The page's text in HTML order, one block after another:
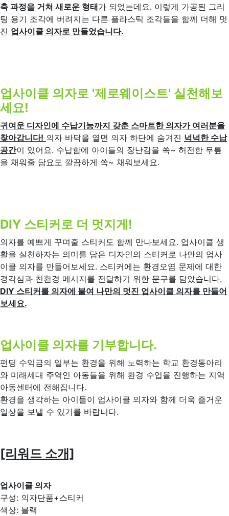
축 과정을 거쳐 새로운 형태가 되었는데요. 이렇게 가공된 그리
팅 용기 조각에 버려지는 다른 플라스틱 조각들을 함께 더해 멋
진 업사이클 의자로 만들었습니다.
업사이클 의자로 '제로웨이스트' 실천해보
세요!
귀여운 디자인에 수납기능까지 갖춘 스마트한 의자가 여러분을
찾아갑니다! 의자 바닥을 열면 의자 하단에 숨겨진 넉넉한 수납
공간이 있어요. 수납함에 아이들의 장난감을 쏙~ 허전한 무릎
을 채워줄 담요도 깔끔하게 쏙~ 채워보세요.
DIY 스티커로 더 멋지게!
의자를 예쁘게 꾸며줄 스티커도 함께 만나보세요. 업사이클 생
활을 실천하자는 의미를 담은 디자인의 스티커로 나만의 업사
이클 의자를 만들어보세요. 스티커에는 환경오염 문제에 대한
경각심과 친환경 메시지를 전달하기 위한 문구를 담았습니다.
DIY 스티커를 의자에 붙여 나만의 멋진 업사이클 의자를 만들어
보세요.
업사이클 의자를 기부합니다.
펀딩 수익금의 일부는 환경을 위해 노력하는 학교 환경동아리
와 미래세대 주역인 아동들을 위해 환경 수업을 진행하는 지역
아동센터에 전해집니다.
환경을 생각하는 아이들이 업사이클 의자와 함께 더욱 즐거운
일상을 보낼 수 있기를 바랍니다.
[리워드 소개]
업사이클 의자
구성: 의자단품+스티커
색상: 블랙